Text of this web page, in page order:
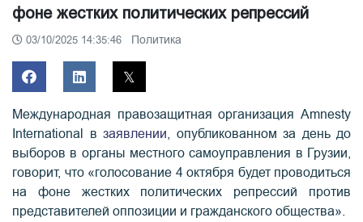
фоне жестких политических репрессий
03/10/2025 14:35:46 Политика
Международная правозащитная организация Amnesty
International в заявлении, опубликованном за день до
выборов в органы местного самоуправления в Грузии,
говорит, что «голосование 4 октября будет проводиться
на фоне жестких политических репрессий против
представителей оппозиции и гражданского общества».